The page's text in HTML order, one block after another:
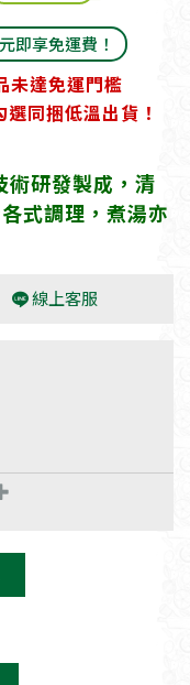
即享免運費！
未達免運門檻
同捆低溫出貨！
術研發製成，清
式調理，煮湯亦
線上客服